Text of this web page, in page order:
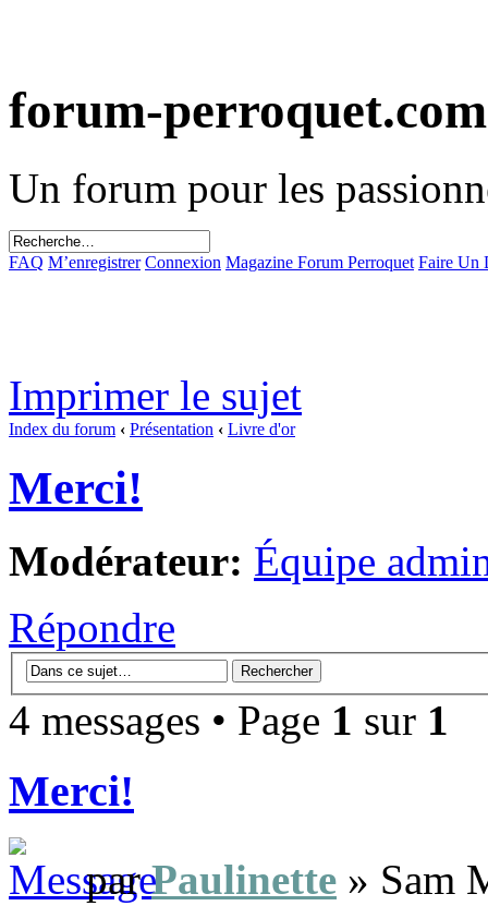
forum-perroquet.com
Un forum pour les
FAQ M’enregistrer Connexion Magazine Forum Perroquet Faire Un
Imprimer le sujet
Index du forum ‹ Présentation ‹ Livre d'or
Merci!
Modérateur: Équipe
Répondre
4 messages • Page 1 sur 1
Merci!
parPaulinette » Sam